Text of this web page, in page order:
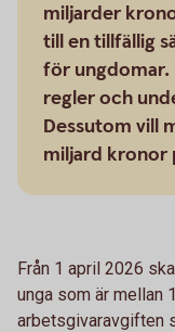
miljarder
till en tillfällig
för ungdomar.
regler och
Dessutom vill
miljard kronor
Från 1 april 2026
unga som är mellan
arbetsgivaravgiften